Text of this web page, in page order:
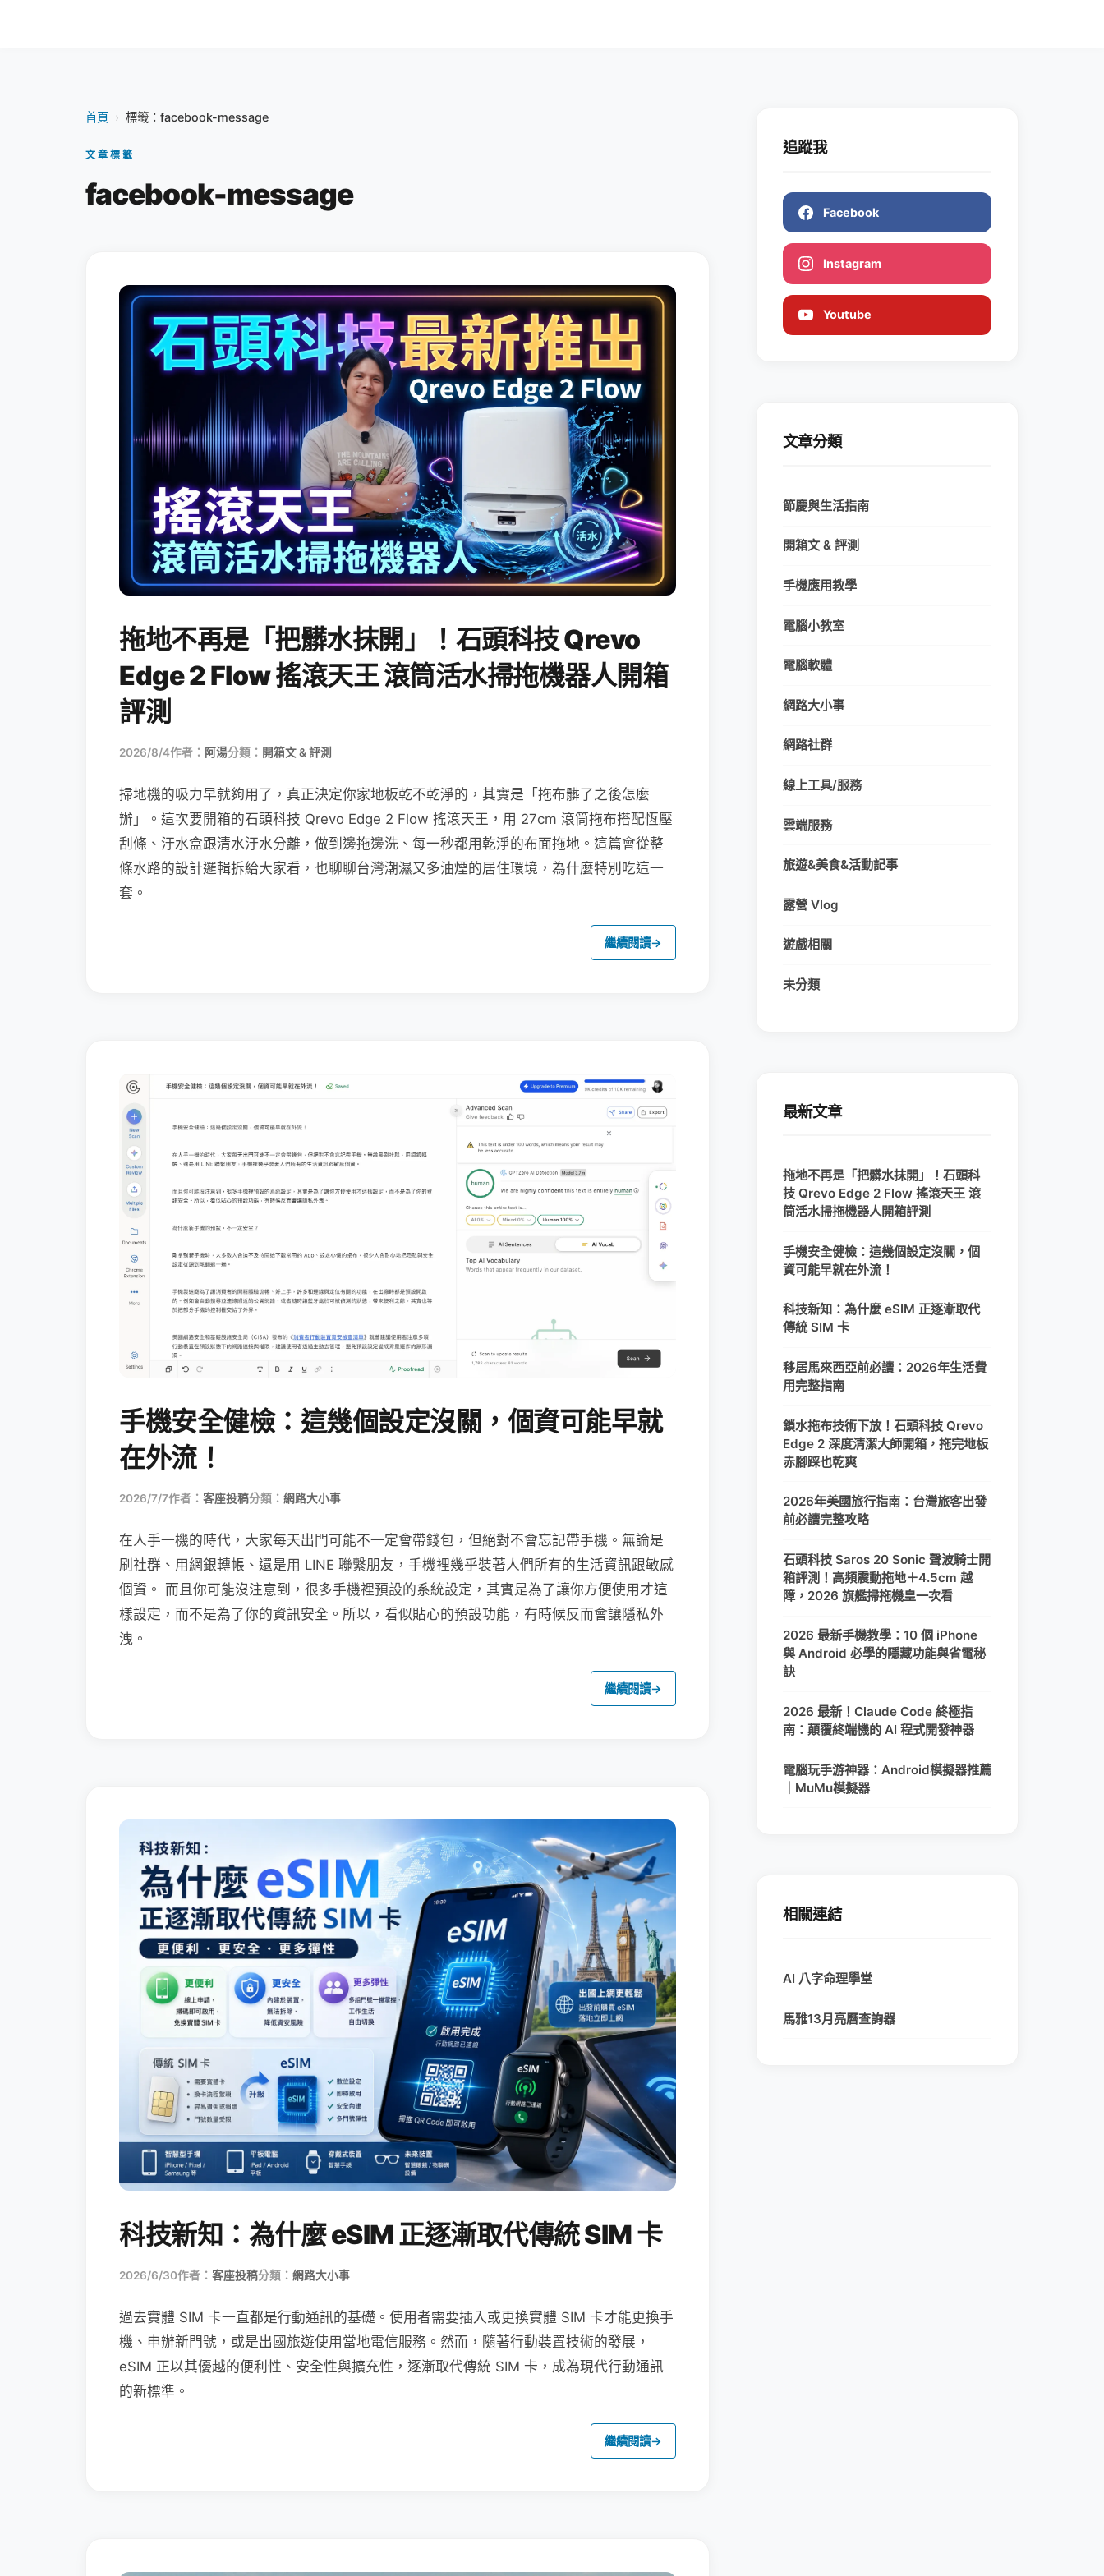
首頁 › 標籤：facebook-message
文章標籤
facebook-message
拖地不再是「把髒水抹開」！石頭科技 Qrevo
Edge 2 Flow 搖滾天王 滾筒活水掃拖機器人開箱
評測
2026/8/4作者： 阿湯分類： 開箱文 & 評測
掃地機的吸力早就夠用了，真正決定你家地板乾不乾淨的，其實是「拖布髒了之後怎麼
辦」。這次要開箱的石頭科技 Qrevo Edge 2 Flow 搖滾天王，用 27cm 滾筒拖布搭配恆壓
刮條、汙水盒跟清水汙水分離，做到邊拖邊洗、每一秒都用乾淨的布面拖地。這篇會從整
條水路的設計邏輯拆給大家看，也聊聊台灣潮濕又多油煙的居住環境，為什麼特別吃這一
套。
繼續閱讀→
手機安全健檢：這幾個設定沒關，個資可能早就
在外流！
2026/7/7作者： 客座投稿分類： 網路大小事
在人手一機的時代，大家每天出門可能不一定會帶錢包，但絕對不會忘記帶手機。無論是
刷社群、用網銀轉帳、還是用 LINE 聯繫朋友，手機裡幾乎裝著人們所有的生活資訊跟敏感
個資。 而且你可能沒注意到，很多手機裡預設的系統設定，其實是為了讓你方便使用才這
樣設定，而不是為了你的資訊安全。所以，看似貼心的預設功能，有時候反而會讓隱私外
洩。
繼續閱讀→
科技新知：為什麼 eSIM 正逐漸取代傳統 SIM 卡
2026/6/30作者： 客座投稿分類： 網路大小事
過去實體 SIM 卡一直都是行動通訊的基礎。使用者需要插入或更換實體 SIM 卡才能更換手
機、申辦新門號，或是出國旅遊使用當地電信服務。然而，隨著行動裝置技術的發展，
eSIM 正以其優越的便利性、安全性與擴充性，逐漸取代傳統 SIM 卡，成為現代行動通訊
的新標準。
繼續閱讀→
追蹤我
Facebook
Instagram
Youtube
文章分類
節慶與生活指南
開箱文 & 評測
手機應用教學
電腦小教室
電腦軟體
網路大小事
網路社群
線上工具/服務
雲端服務
旅遊&美食&活動記事
露營 Vlog
遊戲相關
未分類
最新文章
拖地不再是「把髒水抹開」！石頭科
技 Qrevo Edge 2 Flow 搖滾天王 滾
筒活水掃拖機器人開箱評測
手機安全健檢：這幾個設定沒關，個
資可能早就在外流！
科技新知：為什麼 eSIM 正逐漸取代
傳統 SIM 卡
移居馬來西亞前必讀：2026年生活費
用完整指南
鎖水拖布技術下放！石頭科技 Qrevo
Edge 2 深度清潔大師開箱，拖完地板
赤腳踩也乾爽
2026年美國旅行指南：台灣旅客出發
前必讀完整攻略
石頭科技 Saros 20 Sonic 聲波騎士開
箱評測！高頻震動拖地＋4.5cm 越
障，2026 旗艦掃拖機皇一次看
2026 最新手機教學：10 個 iPhone
與 Android 必學的隱藏功能與省電秘
訣
2026 最新！Claude Code 終極指
南：顛覆終端機的 AI 程式開發神器
電腦玩手游神器：Android模擬器推薦
｜MuMu模擬器
相關連結
AI 八字命理學堂
馬雅13月亮曆查詢器